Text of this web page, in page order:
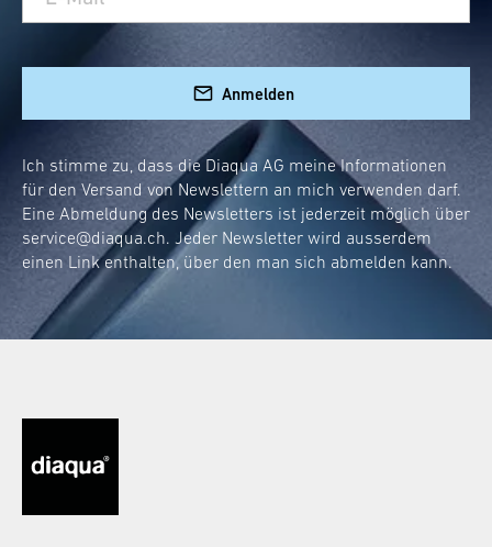
Anmelden
Ich stimme zu, dass die Diaqua AG meine Informationen
für den Versand von Newslettern an mich verwenden darf.
Eine Abmeldung des Newsletters ist jederzeit möglich über
service@diaqua.ch. Jeder Newsletter wird ausserdem
einen Link enthalten, über den man sich abmelden kann.